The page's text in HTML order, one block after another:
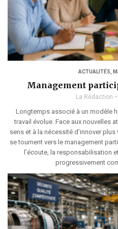
ACTUALITÉS
Management
La Rédaction
Longtemps associé à un modèle
travail évolue. Face aux nouvelles
sens et à la nécessité d’innover
se tournent vers le management
l’écoute, la responsabilisation
progressivement